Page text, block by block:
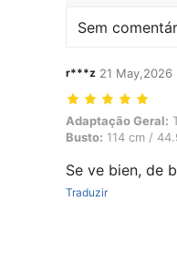
Sem
r***z 21 May,2026
Adaptação Geral:
Adaptação Geral:
Busto: 114 cm /
Se ve bien, de
Traduzir